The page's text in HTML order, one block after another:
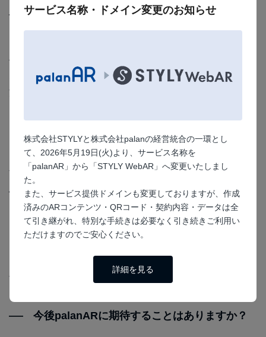
サービス名称・ドメイン変更のお知らせ
株式会社STYLYと株式会社palanの経営統合の一環とし
て、2026年5月19日(火)より、サービス名称を
「palanAR」から「STYLY WebAR」へ変更いたしまし
た。
また、サービス提供ドメインも変更しておりますが、作成
済みのARコンテンツ・QRコード・契約内容・データは全
て引き継がれ、特別な手続きは必要なく引き続きご利用い
ただけますのでご安心ください。
詳細を見る
今後どのようにARを活用していきたいとお考
併設していたアートのイベントで、これまで来ていただけ
なかった層の方に足を運んでもらえたと施策後に商店街の
方に伺いました。
いてくださったことが嬉しかったです。WebARは、子供
たちはもちろん、ARやスマホ操作はよくわからないと話
す年配の方々にも楽しんでもらえる点がとても魅力的だと
思います。
palanARは、アプリを入れなくてもWeb上で操作できるこ
と、利用者の操作が簡単なことがとても大きいメリットだ
す。
今後palanARに期待することはありますか？